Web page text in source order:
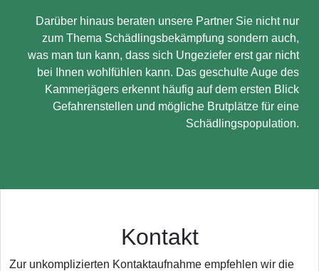
Darüber hinaus beraten unsere Partner Sie nicht nur
zum Thema Schädlingsbekämpfung sondern auch,
was man tun kann, dass sich Ungeziefer erst gar nicht
bei Ihnen wohlfühlen kann. Das geschulte Auge des
Kammerjägers erkennt häufig auf dem ersten Blick
Gefahrenstellen und mögliche Brutplätze für eine
Schädlingspopulation.
Kontakt
Zur unkomplizierten Kontaktaufnahme empfehlen wir die